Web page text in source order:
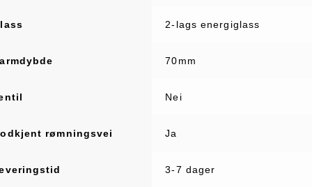
2-lags energiglass
70mm
Nei
rømningsvei Ja
3-7 dager